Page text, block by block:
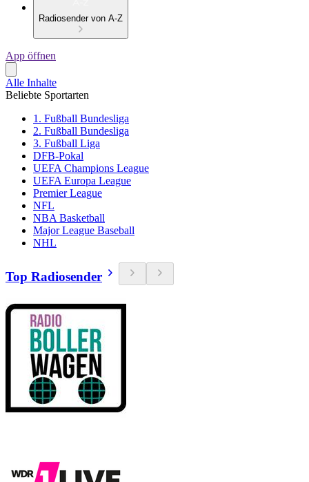
Radiosender von A-Z
App öffnen
Alle Inhalte
Beliebte Sportarten
1. Fußball Bundesliga
2. Fußball Bundesliga
3. Fußball Liga
DFB-Pokal
UEFA Champions League
UEFA Europa League
Premier League
NFL
NBA Basketball
Major League Baseball
NHL
Top Radiosender